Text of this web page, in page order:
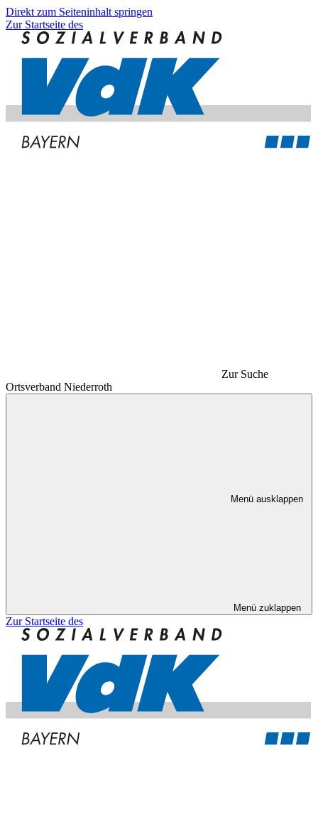
Direkt zum Seiteninhalt springen
Zur Startseite des
Zur Suche
Ortsverband Niederroth
Menü ausklappen
Menü zuklappen
Zur Startseite des